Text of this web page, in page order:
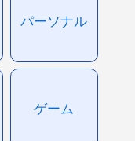
パーソナル
ゲーム